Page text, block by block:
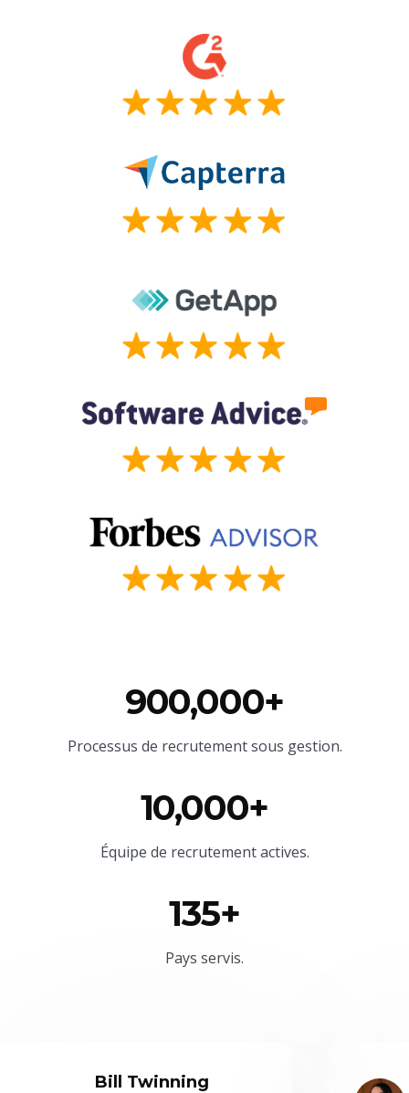
900,000+
Processus de recrutement sous gestion.
10,000+
Équipe de recrutement actives.
135+
Pays servis.
Bill Twinning